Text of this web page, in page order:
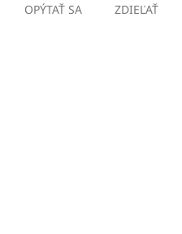
OPÝTAŤ SA ZDIEĽAŤ